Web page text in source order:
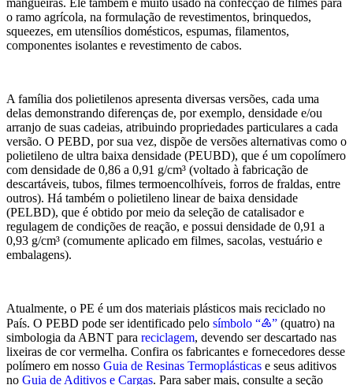
mangueiras. Ele também é muito usado na confecção de filmes para
o ramo agrícola, na formulação de revestimentos, brinquedos,
squeezes, em utensílios domésticos, espumas, filamentos,
componentes isolantes e revestimento de cabos.
A família dos polietilenos apresenta diversas versões, cada uma
delas demonstrando diferenças de, por exemplo, densidade e/ou
arranjo de suas cadeias, atribuindo propriedades particulares a cada
versão. O PEBD, por sua vez, dispõe de versões alternativas como o
polietileno de ultra baixa densidade (PEUBD), que é um copolímero
com densidade de 0,86 a 0,91 g/cm³ (voltado à fabricação de
descartáveis, tubos, filmes termoencolhíveis, forros de fraldas, entre
outros). Há também o polietileno linear de baixa densidade
(PELBD), que é obtido por meio da seleção de catalisador e
regulagem de condições de reação, e possui densidade de 0,91 a
0,93 g/cm³ (comumente aplicado em filmes, sacolas, vestuário e
embalagens).
Atualmente, o PE é um dos materiais plásticos mais reciclado no
País. O PEBD pode ser identificado pelo símbolo “♶” (quatro) na
simbologia da ABNT para reciclagem, devendo ser descartado nas
lixeiras de cor vermelha. Confira os fabricantes e fornecedores desse
polímero em nosso Guia de Resinas Termoplásticas e seus aditivos
no Guia de Aditivos e Cargas. Para saber mais, consulte a seção